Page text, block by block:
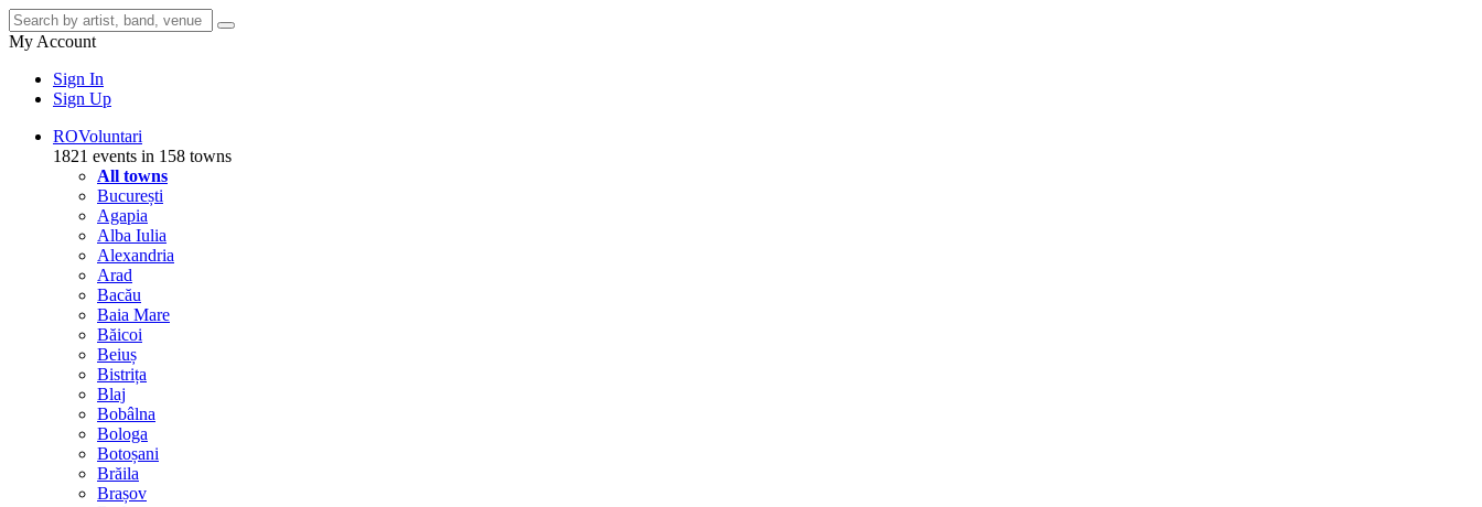
My Account
Sign In
Sign Up
ROVoluntari
1821 events in 158 towns
All towns
București
Agapia
Alba Iulia
Alexandria
Arad
Bacău
Baia Mare
Băicoi
Beiuș
Bistrița
Blaj
Bobâlna
Bologa
Botoșani
Brăila
Brașov